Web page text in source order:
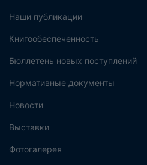
Наши публикации
Книгообеспеченность
Бюллетень новых поступлений
Нормативные документы
Новости
Выставки
Фотогалерея